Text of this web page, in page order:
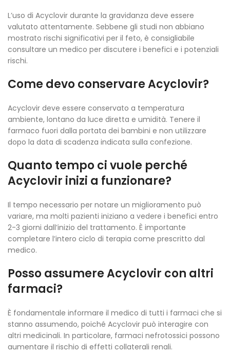
L’uso di Acyclovir durante la gravidanza deve essere
valutato attentamente. Sebbene gli studi non abbiano
mostrato rischi significativi per il feto, è consigliabile
consultare un medico per discutere i benefici e i potenziali
rischi.
Come devo conservare Acyclovir?
Acyclovir deve essere conservato a temperatura
ambiente, lontano da luce diretta e umidità. Tenere il
farmaco fuori dalla portata dei bambini e non utilizzare
dopo la data di scadenza indicata sulla confezione.
Quanto tempo ci vuole perché
Acyclovir inizi a funzionare?
Il tempo necessario per notare un miglioramento può
variare, ma molti pazienti iniziano a vedere i benefici entro
2-3 giorni dall’inizio del trattamento. È importante
completare l’intero ciclo di terapia come prescritto dal
medico.
Posso assumere Acyclovir con altri
farmaci?
È fondamentale informare il medico di tutti i farmaci che si
stanno assumendo, poiché Acyclovir può interagire con
altri medicinali. In particolare, farmaci nefrotossici possono
aumentare il rischio di effetti collaterali renali.